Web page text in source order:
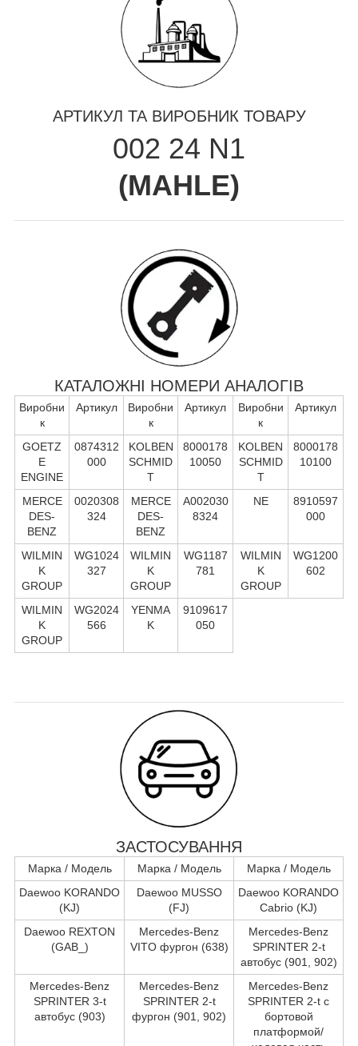
АРТИКУЛ ТА ВИРОБНИК ТОВАРУ
002 24 N1
(MAHLE)
КАТАЛОЖНІ НОМЕРИ АНАЛОГІВ
Виробни
к
Артикул
Виробни
к
Артикул
Виробни
к
Артикул
GOETZ
E
ENGINE
0874312
000
KOLBEN
SCHMID
T
8000178
10050
KOLBEN
SCHMID
T
8000178
10100
MERCE
DES-
BENZ
0020308
324
MERCE
DES-
BENZ
A002030
8324
NE
8910597
000
WILMIN
K
GROUP
WG1024
327
WILMIN
K
GROUP
WG1187
781
WILMIN
K
GROUP
WG1200
602
WILMIN
K
GROUP
WG2024
566
YENMA
K
9109617
050
ЗАСТОСУВАННЯ
Марка / Модель Марка / Модель
Марка / Модель
Daewoo KORANDO
(KJ)
Daewoo MUSSO
(FJ)
Daewoo KORANDO
Cabrio (KJ)
Daewoo REXTON
(GAB_)
Mercedes-Benz
VITO фургон (638)
Mercedes-Benz
SPRINTER 2-t
автобус (901, 902)
Mercedes-Benz
SPRINTER 3-t
автобус (903)
Mercedes-Benz
SPRINTER 2-t
фургон (901, 902)
Mercedes-Benz
SPRINTER 2-t c
бортовой
платформой/